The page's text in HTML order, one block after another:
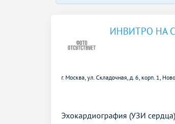
ИНВИТРО НА
г. Москва, ул. Складочная, д. 6, корп. 1,
Эхокардиография (УЗИ сердца)